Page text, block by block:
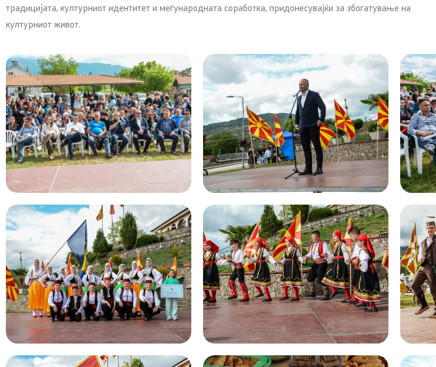
традицијата, културниот идентитет и меѓународната соработка, придонесувајќи за збогатување на
културниот живот.